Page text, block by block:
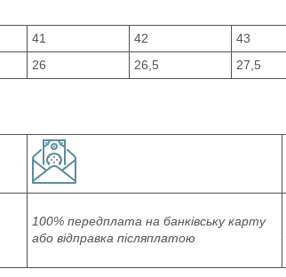
41 42 43
26 26,5 27,5
100% передплата на банківську карту
або відправка післяплатою